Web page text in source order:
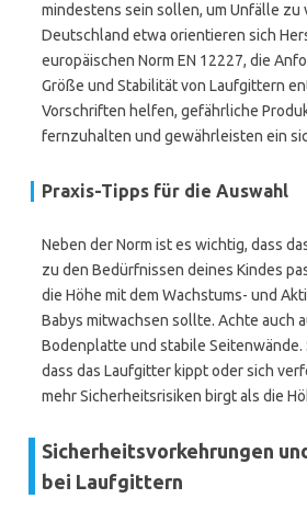
mindestens sein sollen, um Unfälle zu
Deutschland etwa orientieren sich
europäischen Norm EN 12227, die
Größe und Stabilität von Laufgittern
Vorschriften helfen, gefährliche
fernzuhalten und gewährleisten ein
Praxis-Tipps für die Auswahl
Neben der Norm ist es wichtig, dass
zu den Bedürfnissen deines Kindes
die Höhe mit dem Wachstums- und
Babys mitwachsen sollte. Achte auch
Bodenplatte und stabile Seitenwände.
dass das Laufgitter kippt oder sich
mehr Sicherheitsrisiken birgt als die
Sicherheitsvorkehrungen
bei Laufgittern